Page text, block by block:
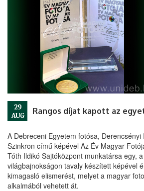
29
AUG
A Debreceni Egyetem fotósa, Derencsényi
Szinkron című képével Az Év Magyar
Tóth Ildikó Sajtóközpont munkatársa egy,
világbajnokságon tavaly készített képével
kimagasló elismerést, melyet a magyar
alkalmából vehetett át.